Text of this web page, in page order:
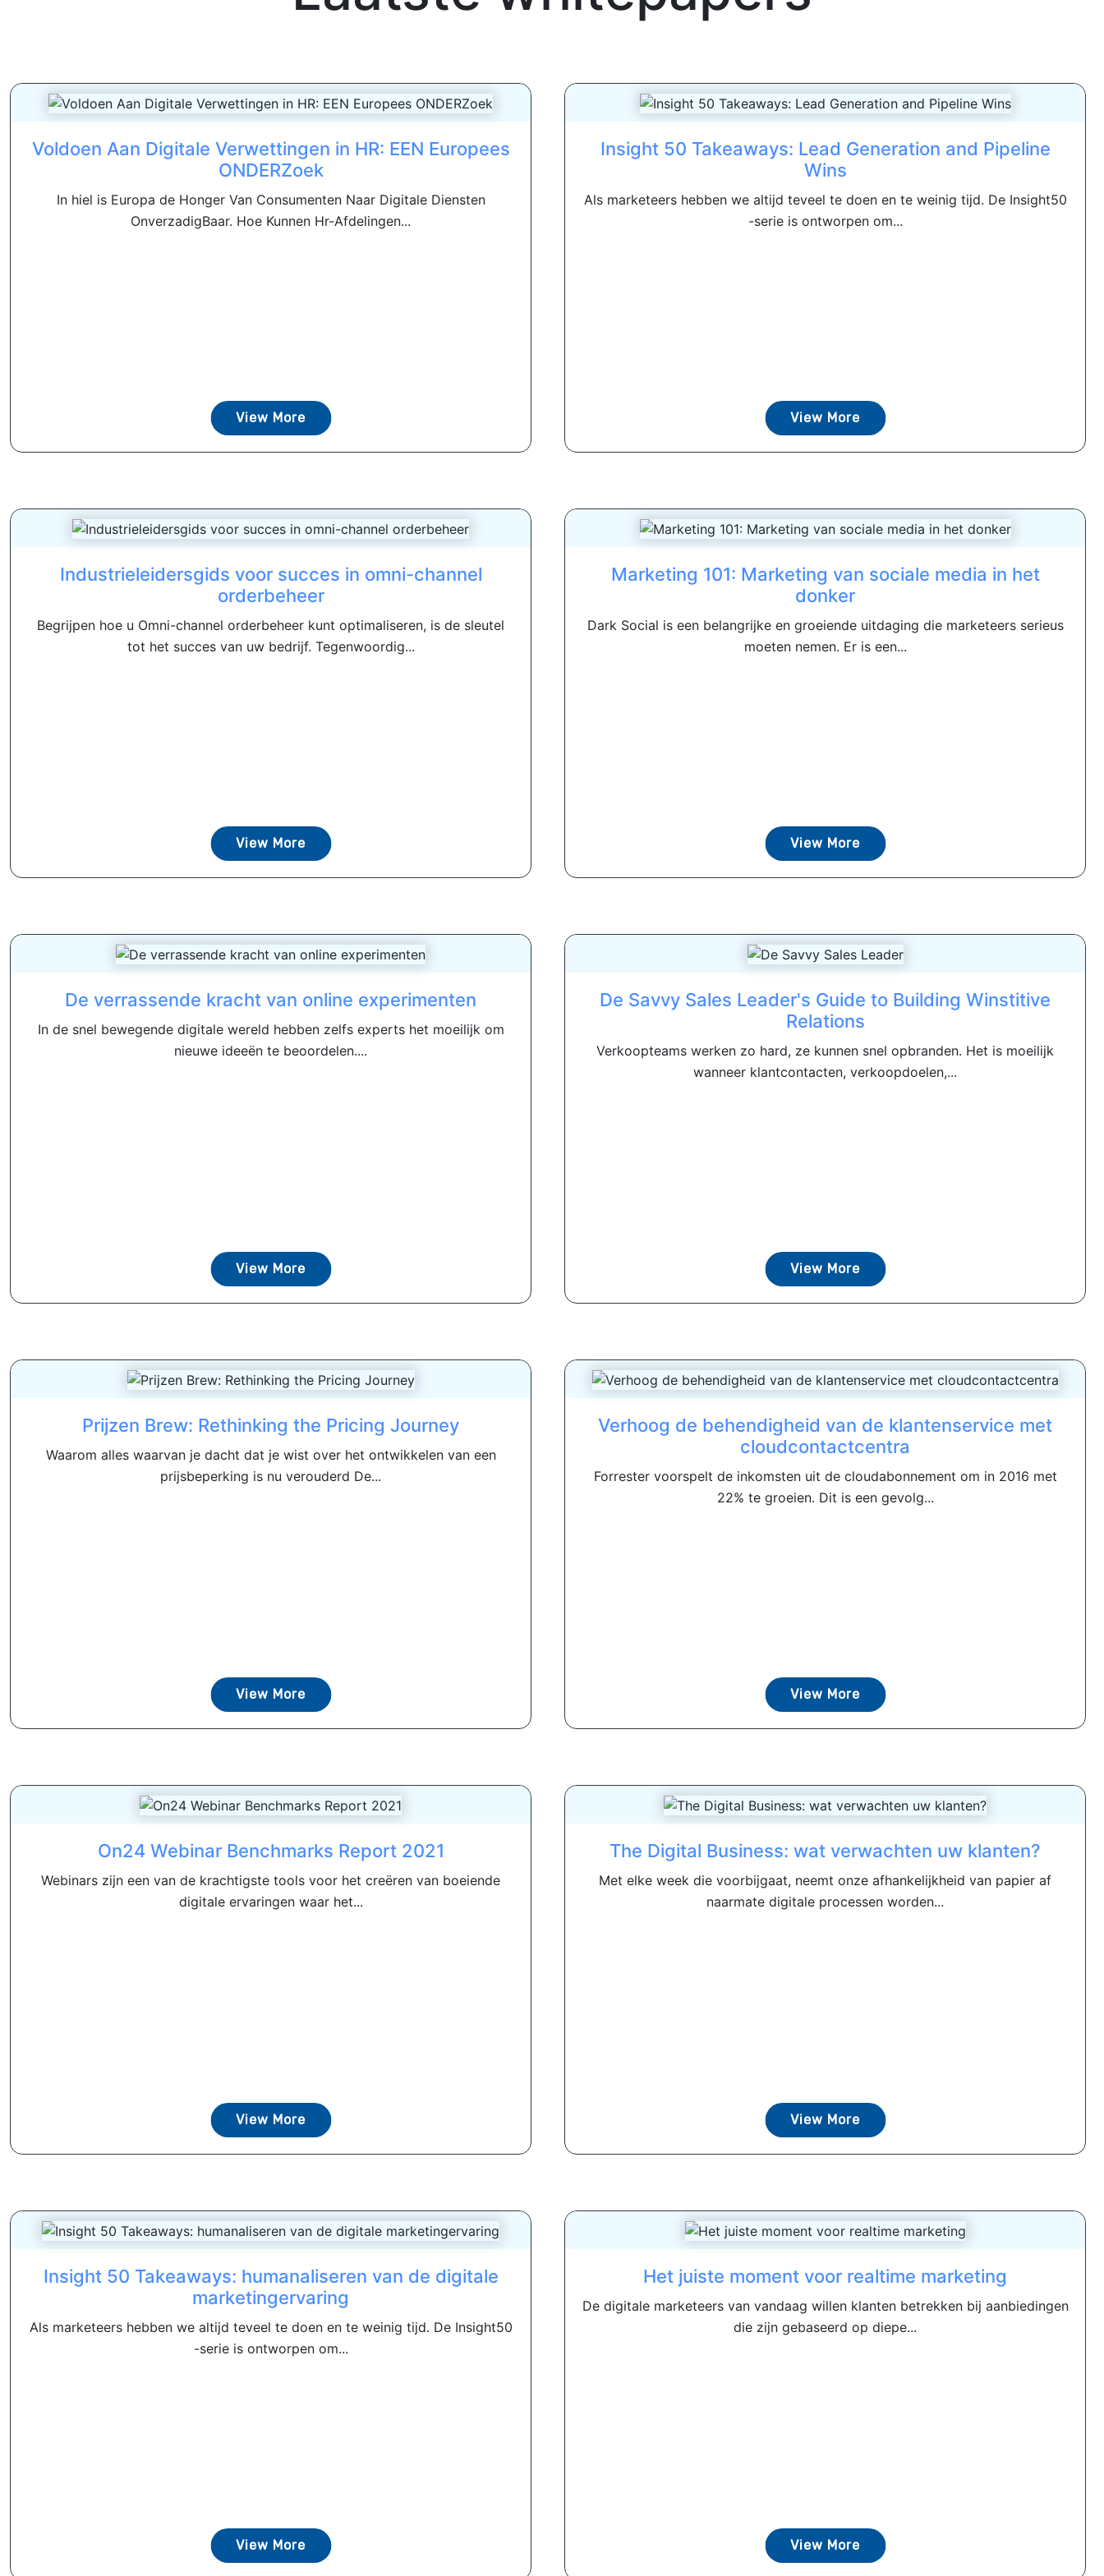
Voldoen Aan Digitale Verwettingen in HR: EEN Europees
ONDERZoek
In hiel is Europa de Honger Van Consumenten Naar Digitale Diensten
OnverzadigBaar. Hoe Kunnen Hr-Afdelingen...
View More
Insight 50 Takeaways: Lead Generation and Pipeline
Wins
Als marketeers hebben we altijd teveel te doen en te weinig tijd. De Insight50
-serie is ontworpen om...
View More
Industrieleidersgids voor succes in omni-channel
orderbeheer
Begrijpen hoe u Omni-channel orderbeheer kunt optimaliseren, is de sleutel
tot het succes van uw bedrijf. Tegenwoordig...
View More
Marketing 101: Marketing van sociale media in het
donker
Dark Social is een belangrijke en groeiende uitdaging die marketeers serieus
moeten nemen. Er is een...
View More
De verrassende kracht van online experimenten
In de snel bewegende digitale wereld hebben zelfs experts het moeilijk om
nieuwe ideeën te beoordelen....
View More
De Savvy Sales Leader's Guide to Building Winstitive
Relations
Verkoopteams werken zo hard, ze kunnen snel opbranden. Het is moeilijk
wanneer klantcontacten, verkoopdoelen,...
View More
Prijzen Brew: Rethinking the Pricing Journey
Waarom alles waarvan je dacht dat je wist over het ontwikkelen van een
prijsbeperking is nu verouderd De...
View More
Verhoog de behendigheid van de klantenservice met
cloudcontactcentra
Forrester voorspelt de inkomsten uit de cloudabonnement om in 2016 met
22% te groeien. Dit is een gevolg...
View More
On24 Webinar Benchmarks Report 2021
Webinars zijn een van de krachtigste tools voor het creëren van boeiende
digitale ervaringen waar het...
View More
The Digital Business: wat verwachten uw klanten?
Met elke week die voorbijgaat, neemt onze afhankelijkheid van papier af
naarmate digitale processen worden...
View More
Insight 50 Takeaways: humanaliseren van de digitale
marketingervaring
Als marketeers hebben we altijd teveel te doen en te weinig tijd. De Insight50
-serie is ontworpen om...
View More
Het juiste moment voor realtime marketing
De digitale marketeers van vandaag willen klanten betrekken bij aanbiedingen
die zijn gebaseerd op diepe...
View More